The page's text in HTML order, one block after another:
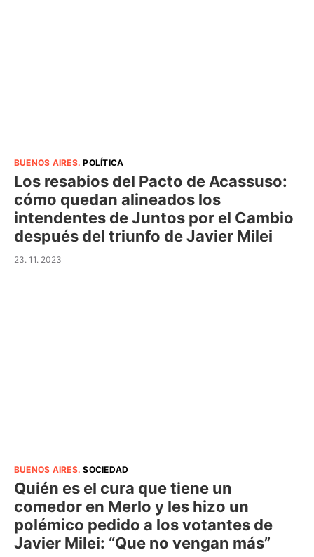
BUENOS AIRES.POLÍTICA
Los resabios del Pacto de Acassuso:
cómo quedan alineados los
intendentes de Juntos por el Cambio
después del triunfo de Javier Milei
23. 11. 2023
BUENOS AIRES.SOCIEDAD
Quién es el cura que tiene un
comedor en Merlo y les hizo un
polémico pedido a los votantes de
Javier Milei: “Que no vengan más”